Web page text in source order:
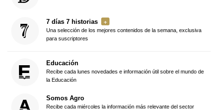
7 días 7 historias
Una selección de los mejores contenidos de la semana, exclusiva
para suscriptores
Educación
Recibe cada lunes novedades e información útil sobre el mundo de
la Educación
Somos Agro
Recibe cada miércoles la información más relevante del sector